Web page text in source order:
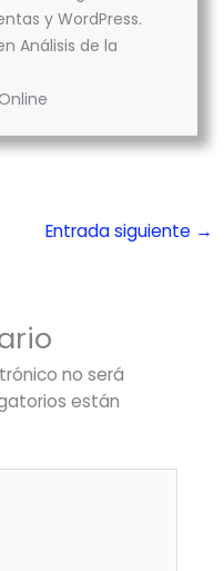
y WordPress.
Análisis de la
Entrada siguiente →
no será
están